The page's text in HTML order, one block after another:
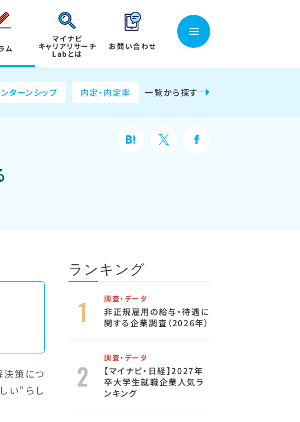
ム
マイナビ
キャリアリサーチ
Labとは
お問い合わせ
ターンシップ 内定・内定率 一覧から探す
決策につ
い“らし
ランキング
調査・データ
非正規雇用の給与・待遇に
関する企業調査（2026年）
調査・データ
【マイナビ・日経】2027年
卒大学生就職企業人気ラ
ンキング